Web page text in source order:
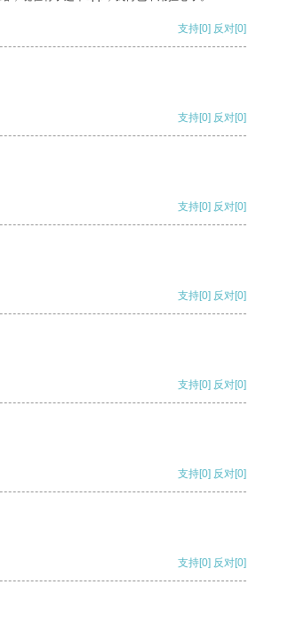
支持[0] 反对[0]
支持[0] 反对[0]
支持[0] 反对[0]
支持[0] 反对[0]
支持[0] 反对[0]
支持[0] 反对[0]
支持[0] 反对[0]